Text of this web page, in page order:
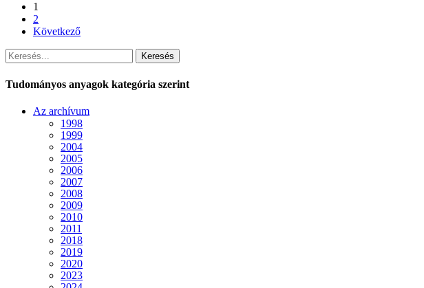
1
2
Következő
Keresés
Tudományos anyagok kategória szerint
Az archívum
1998
1999
2004
2005
2006
2007
2008
2009
2010
2011
2018
2019
2020
2023